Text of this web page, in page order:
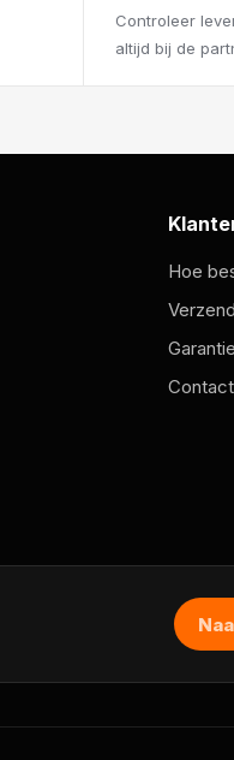
Controleer
altijd bij de
Hoe